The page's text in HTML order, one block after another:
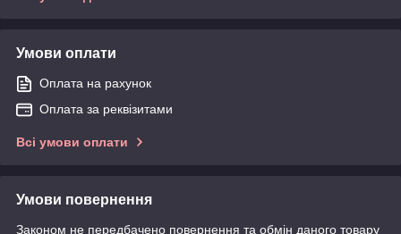
Умови оплати
Оплата на рахунок
Оплата за реквізитами
Всі умови оплати
Умови повернення
Законом не передбачено повернення та обмін даного товару